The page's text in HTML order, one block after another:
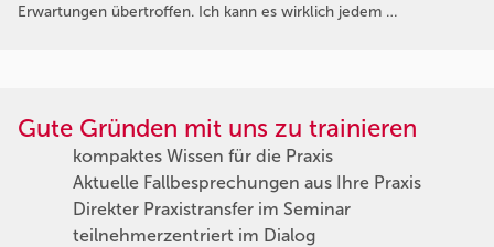
Erwartungen übertroffen. Ich kann es wirklich jedem …
Gute Gründen mit uns zu trainieren
kompaktes Wissen für die Praxis
Aktuelle Fallbesprechungen aus Ihre Praxis
Direkter Praxistransfer im Seminar
teilnehmerzentriert im Dialog